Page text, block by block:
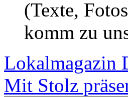
(Texte,
komm zu
Lokalmagazin
Mit Stolz